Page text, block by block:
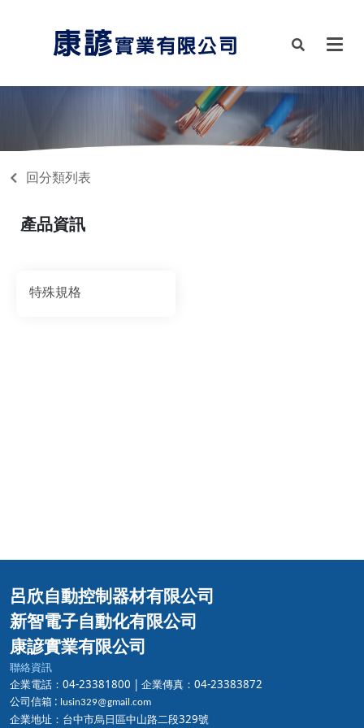
回分類列表
特殊規格
產品資訊
呂欣自動控制器材有限公司
新智電子自動化有限公司
康諺實業有限公司
聯絡資訊
企業電話：04-23381800 | 企業傳真：04-23383872
公司信箱 : lusin329@gmail.com
企業地址：台中市烏日區中山路二段329號